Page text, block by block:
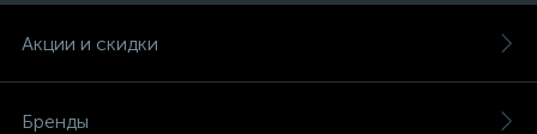
Акции и скидки
Бренды